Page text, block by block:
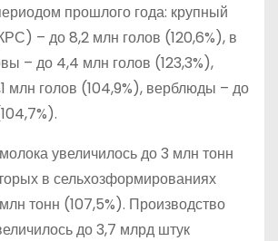
прошлого года: крупный
– до 8,2 млн голов (120,6%), в
– до 4,4 млн голов (123,3%),
млн голов (104,9%), верблюды – до
увеличилось до 3 млн тонн
в сельхозформированиях
тонн (107,5%). Производство
до 3,7 млрд штук